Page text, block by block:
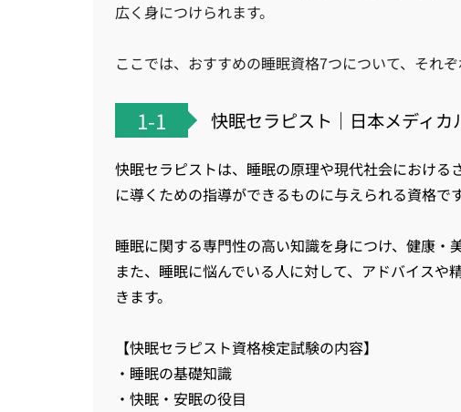
広く身につけられます。
ここでは、おすすめの睡眠資格7つについて、それ
1-1 快眠セラピスト｜日本メディカ
快眠セラピストは、睡眠の原理や現代社会におけ
に導くための指導ができるものに与えられる資格です
睡眠に関する専門性の高い知識を身につけ、健康・
また、睡眠に悩んでいる人に対して、アドバイス
きます。
【快眠セラピスト資格検定試験の内容】
・睡眠の基礎知識
・快眠・安眠の役目